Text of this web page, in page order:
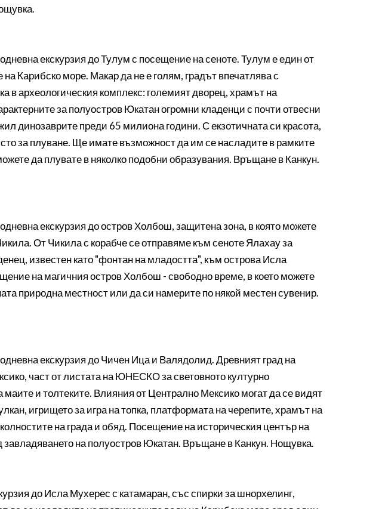
екскурзия до Тулум с посещение на сеноте. Тулум е един от
Карибско море. Макар да не е голям, градът впечатлява с
в археологическия комплекс: големият дворец, храмът на
за полуостров Юкатан огромни кладенци с почти отвесни
динозаврите преди 65 милиона години. С екзотичната си красота,
за плуване. Ще имате възможност да им се насладите в рамките
да плувате в няколко подобни образувания. Връщане в Канкун.
екскурзия до остров Холбош, защитена зона, в която можете
От Чикила с корабче се отправяме към сеноте Ялахау за
известен като "фонтан на младостта", към острова Исла
на магичния остров Холбош - свободно време, в което можете
природна местност или да си намерите по някой местен сувенир.
екскурзия до Чичен Ица и Валядолид. Древният град на
част от листата на ЮНЕСКО за световното културно
и толтеките. Влияния от Централно Мексико могат да се видят
игрището за игра на топка, платформата на черепите, храмът на
на града и обяд. Посещение на историческия център на
на полуостров Юкатан. Връщане в Канкун. Нощувка.
до Исла Мухерес с катамаран, със спирки за шнорхелинг,